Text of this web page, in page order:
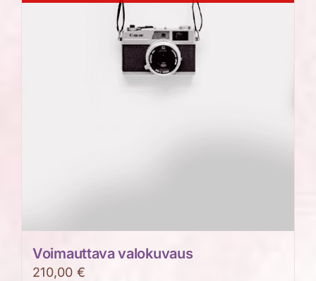
Voimauttava valokuvaus
210,00 €